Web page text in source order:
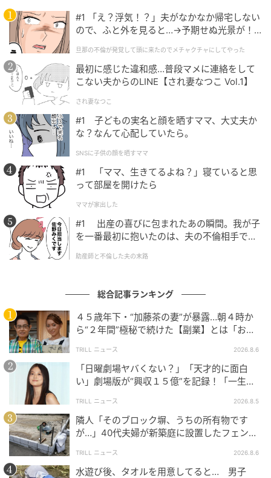
#1 「え？浮気！？」夫がなかなか帰宅しない
ので、ふと外を見ると…→予期せぬ光景が！
クチャにしてやった
旦那の不倫が発覚して頭に来たのでメチャクチャにしてやった
最初に感じた違和感…普段マメに連絡をして
こない夫からのLINE【され妻なつこ Vol.1】
され妻なつこ
#1 子どもの実名と顔を晒すママ、大丈夫か
な？なんて心配していたら。
SNSに子供の顔を晒すママ
#1 「ママ、生きてるよね？」寝ていると思
って部屋を開けたら
ママが家出した
#1 出産の喜びに包まれたあの瞬間。我が子
を一番最初に抱いたのは、夫の不倫相手でし
助産師と不倫した夫の末路
総合記事ランキング
４５歳年下・“加藤茶の妻”が暴露…朝４時か
ら“２年間”極秘で続けた【副業】とは「お金
TRILL ニュース 2026.8.6
「日曜劇場ヤバくない？」「天才的に面白
い」劇場版が“興収１５億”を記録！「一生言
TRILL ニュース 2026.8.5
隣人「そのブロック塀、うちの所有物です
が…」40代夫婦が新築庭に設置したフェン
TRILL ニュース 2026.8.6
水遊び後、タオルを用意してると… 男子